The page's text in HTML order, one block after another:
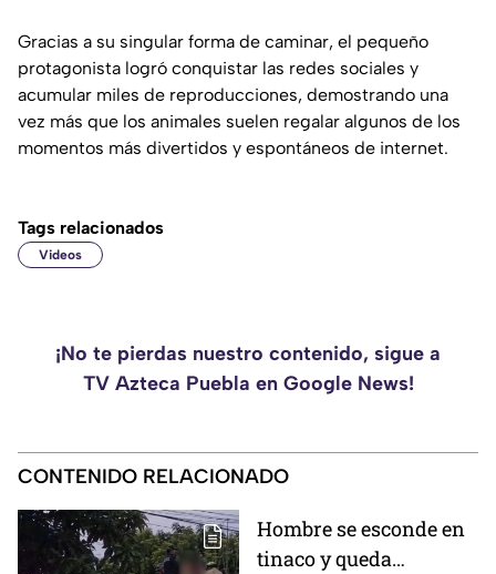
Gracias a su singular forma de caminar, el pequeño
protagonista logró conquistar las redes sociales y
acumular miles de reproducciones, demostrando una
vez más que los animales suelen regalar algunos de los
momentos más divertidos y espontáneos de internet.
Tags relacionados
Videos
¡No te pierdas nuestro contenido, sigue a
TV Azteca Puebla en Google News!
CONTENIDO RELACIONADO
Hombre se esconde en
tinaco y queda